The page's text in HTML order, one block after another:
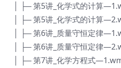
│ ├─ 第5讲_化学式的计算
│ ├─ 第5讲_化学式的计算
│ ├─ 第6讲_质量守恒定律
│ ├─ 第6讲_质量守恒定律
│ ├─ 第7讲_化学方程式